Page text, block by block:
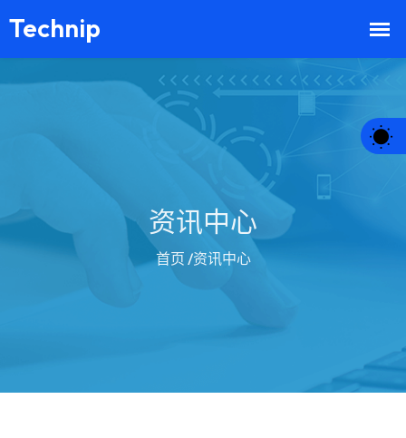
资讯中心
首页 /资讯中心